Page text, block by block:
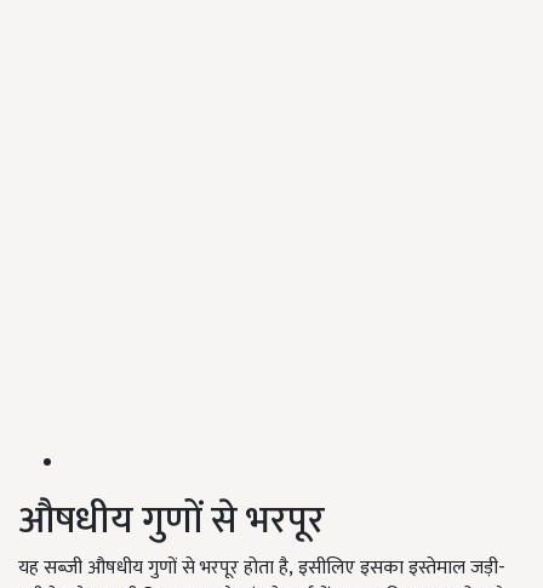
औषधीय गुणों से भरपूर
यह सब्जी औषधीय गुणों से भरपूर होता है, इसीलिए इसका इस्तेमाल जड़ी-